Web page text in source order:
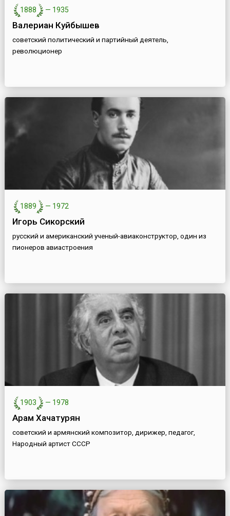
1888 — 1935
Валериан Куйбышев
советский политический и партийный деятель,
революционер
1889 — 1972
Игорь Сикорский
русский и американский ученый-авиаконструктор, один из
пионеров авиастроения
1903 — 1978
Арам Хачатурян
советский и армянский композитор, дирижер, педагог,
Народный артист СССР